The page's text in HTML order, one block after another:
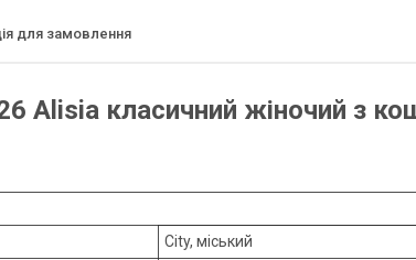
для замовлення
Alisia класичний жіночий з
City, міський